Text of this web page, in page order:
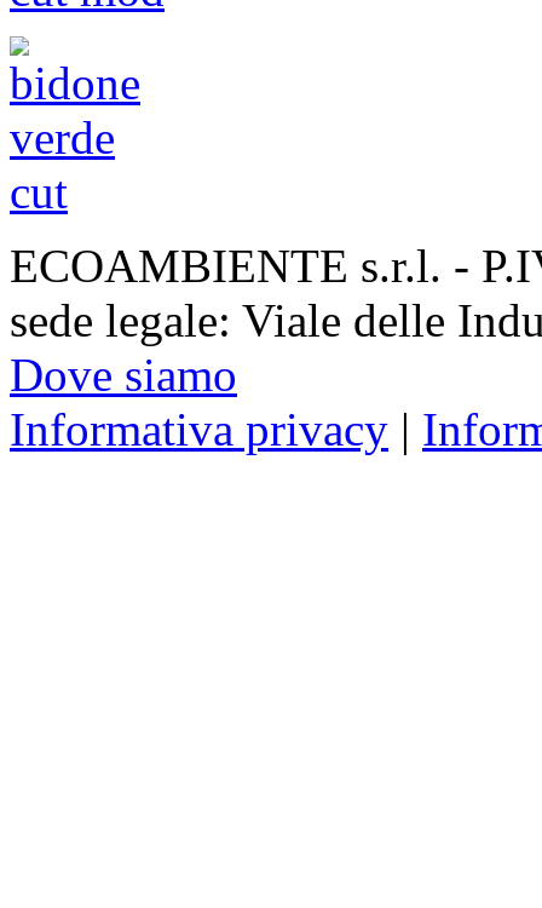
ECOAMBIENTE s.r.l. -
sede legale: Viale delle
Dove siamo
Informativa privacy |